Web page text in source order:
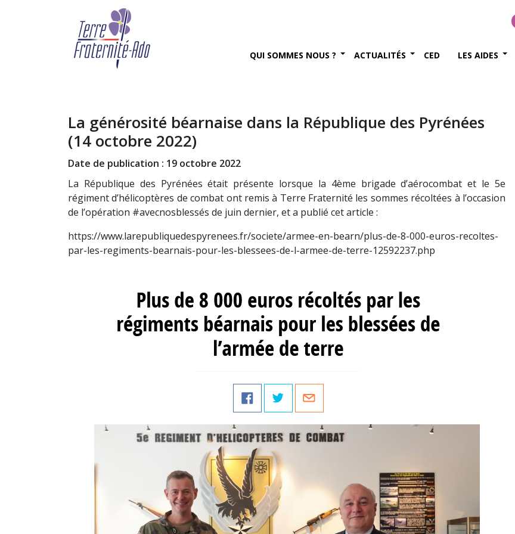
QUI SOMMES NOUS ? ACTUALITÉS CED LES AIDES
La générosité béarnaise dans la République des Pyrénées
(14 octobre 2022)
Date de publication : 19 octobre 2022
La République des Pyrénées était présente lorsque la 4ème brigade d’aérocombat et le 5e
régiment d’hélicoptères de combat ont remis à Terre Fraternité les sommes récoltées à l’occasion
de l’opération #avecnosblessés de juin dernier, et a publié cet article :
https://www.larepubliquedespyrenees.fr/societe/armee-en-bearn/plus-de-8-000-euros-recoltes-
par-les-regiments-bearnais-pour-les-blessees-de-l-armee-de-terre-12592237.php